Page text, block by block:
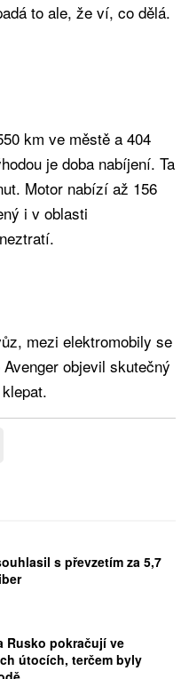
to ale, že ví, co dělá.
km ve městě a 404
je doba nabíjení. Ta
Motor nabízí až 156
i v oblasti
mezi elektromobily se
objevil skutečný
s převzetím za 5,7
Rusko pokračují ve
útocích, terčem byly